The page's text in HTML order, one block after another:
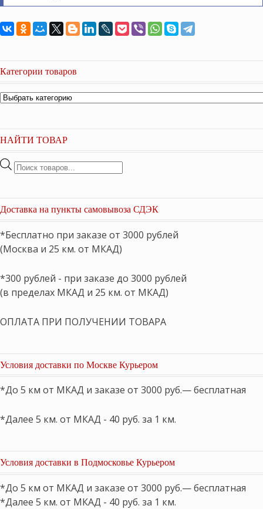
Категории товаров
НАЙТИ ТОВАР
Поиск
Доставка на пункты самовывоза СДЭК
*Бесплатно при заказе от 3000 рублей
(Москва и 25 км. от МКАД)
*300 рублей - при заказе до 3000 рублей
(в пределах МКАД и 25 км. от МКАД)
ОПЛАТА ПРИ ПОЛУЧЕНИИ ТОВАРА
Условия доставки по Москве Курьером
*До 5 км от МКАД и заказе от 3000 руб.— бесплатная
*Далее 5 км. от МКАД - 40 руб. за 1 км.
Условия доставки в Подмосковье Курьером
*До 5 км от МКАД и заказе от 3000 руб.— бесплатная
*Далее 5 км. от МКАД - 40 руб. за 1 км.